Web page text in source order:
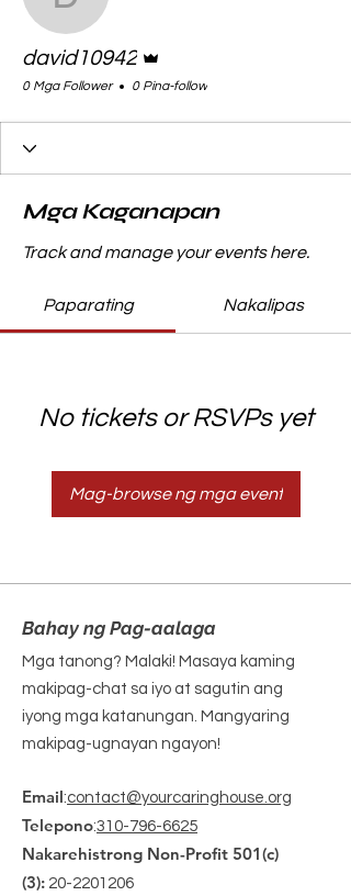
david10942
david10942
0 Mga Follower 0 Pina-follow
Mga Kaganapan
Track and manage your events here.
Paparating Nakalipas
No tickets or RSVPs yet
Mag-browse ng mga event
Bahay ng Pag-aalaga
Mga tanong? Malaki! Masaya kaming
makipag-chat sa iyo at sagutin ang
iyong mga katanungan. Mangyaring
makipag-ugnayan ngayon!
Email:contact@yourcaringhouse.org
Telepono:310-796-6625
Nakarehistrong Non-Profit 501(c)
(3): 20-2201206